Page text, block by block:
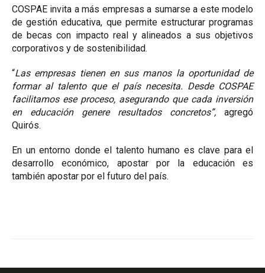
COSPAE invita a más empresas a sumarse a este modelo
de gestión educativa, que permite estructurar programas
de becas con impacto real y alineados a sus objetivos
corporativos y de sostenibilidad.
“Las empresas tienen en sus manos la oportunidad de
formar al talento que el país necesita. Desde COSPAE
facilitamos ese proceso, asegurando que cada inversión
en educación genere resultados concretos”, agregó
Quirós.
En un entorno donde el talento humano es clave para el
desarrollo económico, apostar por la educación es
también apostar por el futuro del país.